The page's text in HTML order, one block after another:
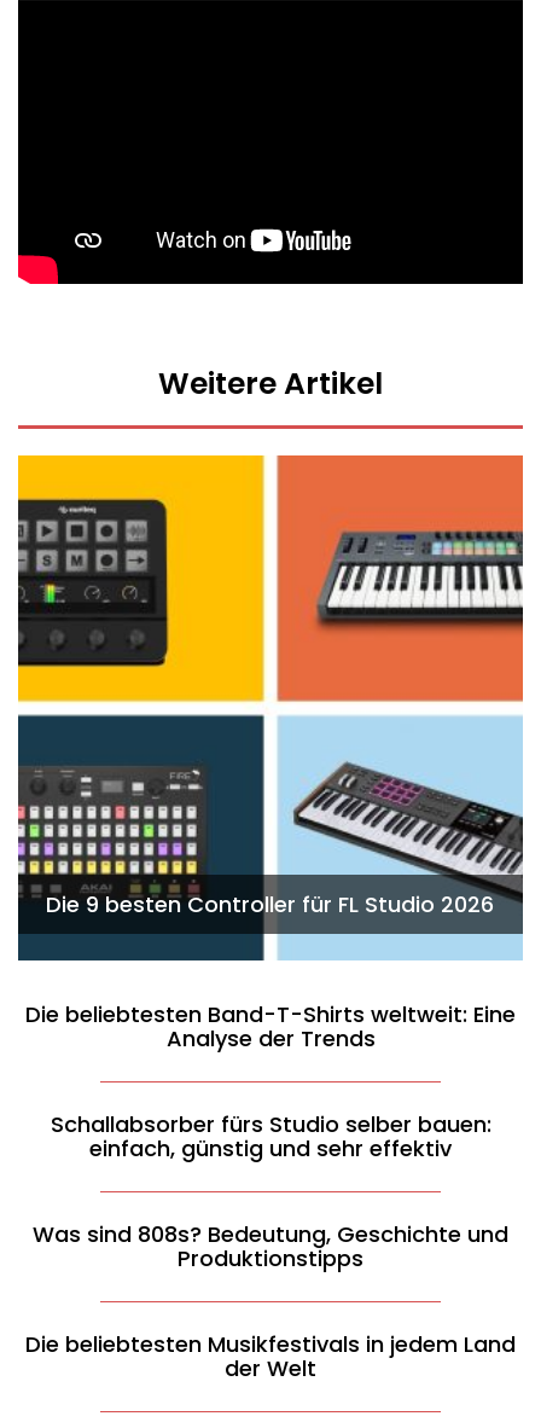
Weitere Artikel
Die 9 besten Controller für FL Studio 2026
Die beliebtesten Band-T-Shirts weltweit: Eine
Analyse der Trends
Schallabsorber fürs Studio selber bauen:
einfach, günstig und sehr effektiv
Was sind 808s? Bedeutung, Geschichte und
Produktionstipps
Die beliebtesten Musikfestivals in jedem Land
der Welt